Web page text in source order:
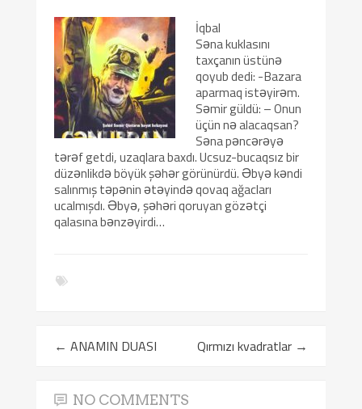
İqbal
Səna kuklasını
taxçanın üstünə
qoyub dedi: -Bazara
aparmaq istəyirəm.
Səmir güldü: – Onun
üçün nə alacaqsan?
Səna pəncərəyə
tərəf getdi, uzaqlara baxdı. Ucsuz-bucaqsız bir
düzənlikdə böyük şəhər görünürdü. Əbyə kəndi
salınmış təpənin ətəyində qovaq ağacları
ucalmışdı. Əbyə, şəhəri qoruyan gözətçi
qalasına bənzəyirdi…
← ANAMIN DUASI Qırmızı kvadratlar →
NO COMMENTS